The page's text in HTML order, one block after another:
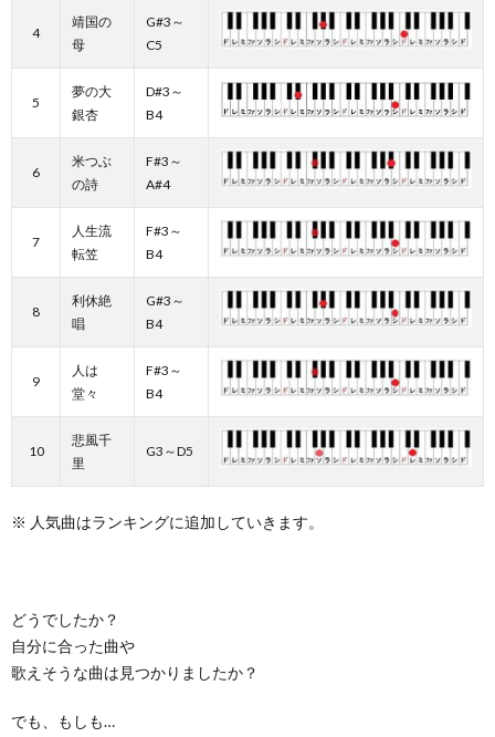
4
靖国の
母
G#3～
C5
5
夢の大
銀杏
D#3～
B4
6
米つぶ
の詩
F#3～
A#4
7
人生流
転笠
F#3～
B4
8
利休絶
唱
G#3～
B4
9
人は
堂々
F#3～
B4
10
悲風千
里
G3～D5
※ 人気曲はランキングに追加していきます。
どうでしたか？
自分に合った曲や
歌えそうな曲は見つかりましたか？
でも、もしも…